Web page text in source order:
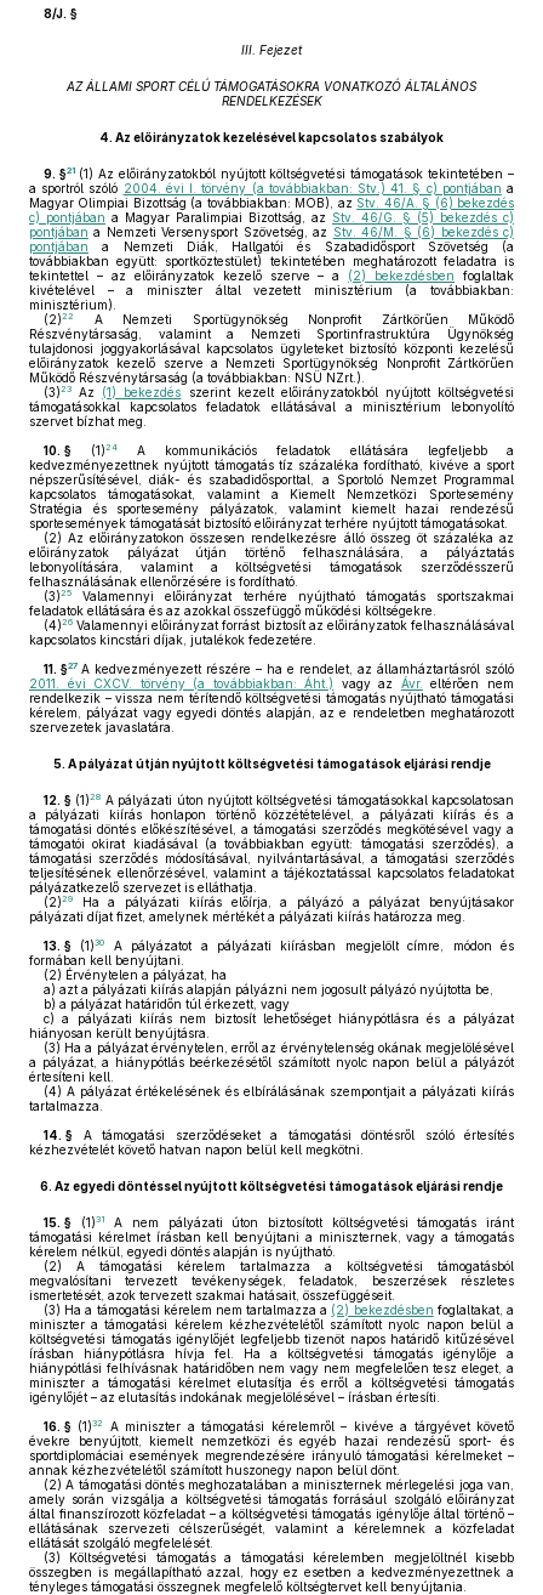
8/J. §
III. Fejezet
AZ ÁLLAMI SPORT CÉLÚ TÁMOGATÁSOKRA VONATKOZÓ ÁLTALÁNOS
RENDELKEZÉSEK
4. Az előirányzatok kezelésével kapcsolatos szabályok
9. §21 (1) Az előirányzatokból nyújtott költségvetési támogatások tekintetében –
a sportról szóló 2004. évi I. törvény (a továbbiakban: Stv.) 41. § c) pontjában a
Magyar Olimpiai Bizottság (a továbbiakban: MOB), az Stv. 46/A. § (6) bekezdés
c) pontjában a Magyar Paralimpiai Bizottság, az Stv. 46/G. § (5) bekezdés c)
pontjában a Nemzeti Versenysport Szövetség, az Stv. 46/M. § (6) bekezdés c)
pontjában a Nemzeti Diák, Hallgatói és Szabadidősport Szövetség (a
továbbiakban együtt: sportköztestület) tekintetében meghatározott feladatra is
tekintettel – az előirányzatok kezelő szerve – a (2) bekezdésben foglaltak
kivételével – a miniszter által vezetett minisztérium (a továbbiakban:
minisztérium).
(2)22
A Nemzeti Sportügynökség Nonprofit Zártkörűen Működő
Részvénytársaság, valamint a Nemzeti Sportinfrastruktúra Ügynökség
tulajdonosi joggyakorlásával kapcsolatos ügyleteket biztosító központi kezelésű
előirányzatok kezelő szerve a Nemzeti Sportügynökség Nonprofit Zártkörűen
Működő Részvénytársaság (a továbbiakban: NSÜ NZrt.).
(3)23 Az (1) bekezdés szerint kezelt előirányzatokból nyújtott költségvetési
támogatásokkal kapcsolatos feladatok ellátásával a minisztérium lebonyolító
szervet bízhat meg.
10. § (1)24
A kommunikációs feladatok ellátására legfeljebb a
kedvezményezettnek nyújtott támogatás tíz százaléka fordítható, kivéve a sport
népszerűsítésével, diák- és szabadidősporttal, a Sportoló Nemzet Programmal
kapcsolatos támogatásokat, valamint a Kiemelt Nemzetközi Sportesemény
Stratégia és sportesemény pályázatok, valamint kiemelt hazai rendezésű
sportesemények támogatását biztosító előirányzat terhére nyújtott támogatásokat.
(2) Az előirányzatokon összesen rendelkezésre álló összeg öt százaléka az
előirányzatok pályázat útján történő felhasználására, a pályáztatás
lebonyolítására, valamint a költségvetési támogatások szerződésszerű
felhasználásának ellenőrzésére is fordítható.
(3)25
Valamennyi előirányzat terhére nyújtható támogatás sportszakmai
feladatok ellátására és az azokkal összefüggő működési költségekre.
(4)26 Valamennyi előirányzat forrást biztosít az előirányzatok felhasználásával
kapcsolatos kincstári díjak, jutalékok fedezetére.
11. §27 A kedvezményezett részére – ha e rendelet, az államháztartásról szóló
2011. évi CXCV. törvény (a továbbiakban: Áht.)
vagy az Ávr.
eltérően nem
rendelkezik – vissza nem térítendő költségvetési támogatás nyújtható támogatási
kérelem, pályázat vagy egyedi döntés alapján, az e rendeletben meghatározott
szervezetek javaslatára.
5. A pályázat útján nyújtott költségvetési támogatások eljárási rendje
12. § (1)28 A pályázati úton nyújtott költségvetési támogatásokkal kapcsolatosan
a pályázati kiírás honlapon történő közzétételével, a pályázati kiírás és a
támogatási döntés előkészítésével, a támogatási szerződés megkötésével vagy a
támogatói okirat kiadásával (a továbbiakban együtt: támogatási szerződés), a
támogatási szerződés módosításával, nyilvántartásával, a támogatási szerződés
teljesítésének ellenőrzésével, valamint a tájékoztatással kapcsolatos feladatokat
pályázatkezelő szervezet is elláthatja.
(2)29
Ha a pályázati kiírás előírja, a pályázó a pályázat benyújtásakor
pályázati díjat fizet, amelynek mértékét a pályázati kiírás határozza meg.
13. § (1)30
A pályázatot a pályázati kiírásban megjelölt címre, módon és
formában kell benyújtani.
(2) Érvénytelen a pályázat, ha
a) azt a pályázati kiírás alapján pályázni nem jogosult pályázó nyújtotta be,
b) a pályázat határidőn túl érkezett, vagy
c) a pályázati kiírás nem biztosít lehetőséget hiánypótlásra és a pályázat
hiányosan került benyújtásra.
(3) Ha a pályázat érvénytelen, erről az érvénytelenség okának megjelölésével
a pályázat, a hiánypótlás beérkezésétől számított nyolc napon belül a pályázót
értesíteni kell.
(4) A pályázat értékelésének és elbírálásának szempontjait a pályázati kiírás
tartalmazza.
14. § A támogatási szerződéseket a támogatási döntésről szóló értesítés
kézhezvételét követő hatvan napon belül kell megkötni.
6. Az egyedi döntéssel nyújtott költségvetési támogatások eljárási rendje
15. § (1)31
A nem pályázati úton biztosított költségvetési támogatás iránt
támogatási kérelmet írásban kell benyújtani a miniszternek, vagy a támogatás
kérelem nélkül, egyedi döntés alapján is nyújtható.
(2) A támogatási kérelem tartalmazza a költségvetési támogatásból
megvalósítani tervezett tevékenységek, feladatok, beszerzések részletes
ismertetését, azok tervezett szakmai hatásait, összefüggéseit.
(3) Ha a támogatási kérelem nem tartalmazza a (2) bekezdésben foglaltakat, a
miniszter a támogatási kérelem kézhezvételétől számított nyolc napon belül a
költségvetési támogatás igénylőjét legfeljebb tizenöt napos határidő kitűzésével
írásban hiánypótlásra hívja fel. Ha a költségvetési támogatás igénylője a
hiánypótlási felhívásnak határidőben nem vagy nem megfelelően tesz eleget, a
miniszter a támogatási kérelmet elutasítja és erről a költségvetési támogatás
igénylőjét – az elutasítás indokának megjelölésével – írásban értesíti.
16. § (1)32
A miniszter a támogatási kérelemről – kivéve a tárgyévet követő
évekre benyújtott, kiemelt nemzetközi és egyéb hazai rendezésű sport- és
sportdiplomáciai események megrendezésére irányuló támogatási kérelmeket –
annak kézhezvételétől számított huszonegy napon belül dönt.
(2) A támogatási döntés meghozatalában a miniszternek mérlegelési joga van,
amely során vizsgálja a költségvetési támogatás forrásául szolgáló előirányzat
által finanszírozott közfeladat – a költségvetési támogatás igénylője által történő –
ellátásának szervezeti célszerűségét, valamint a kérelemnek a közfeladat
ellátását szolgáló megfelelését.
(3) Költségvetési támogatás a támogatási kérelemben megjelöltnél kisebb
összegben is megállapítható azzal, hogy ez esetben a kedvezményezettnek a
tényleges támogatási összegnek megfelelő költségtervet kell benyújtania.